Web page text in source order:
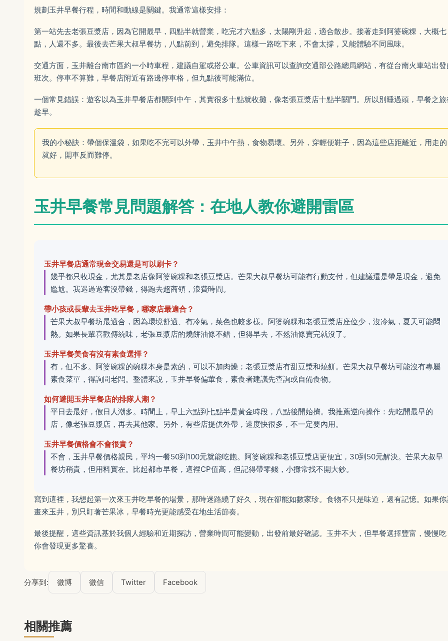
規劃玉井早餐行程，時間和動線是關鍵。我通常這樣安排：
第一站先去老張豆漿店，因為它開最早，四點半就營業，吃完才六點多，太陽剛升起，適合散步。接著走到阿婆碗粿，大概七
點，人還不多。最後去芒果大叔早餐坊，八點前到，避免排隊。這樣一路吃下來，不會太撐，又能體驗不同風味。
交通方面，玉井離台南市區約一小時車程，建議自駕或搭公車。公車資訊可以查詢交通部公路總局網站，有從台南火車站出
班次。停車不算難，早餐店附近有路邊停車格，但九點後可能滿位。
一個常見錯誤：遊客以為玉井早餐店都開到中午，其實很多十點就收攤，像老張豆漿店十點半關門。所以別睡過頭，早餐之
趁早。
我的小秘訣：帶個保溫袋，如果吃不完可以外帶，玉井中午熱，食物易壞。另外，穿輕便鞋子，因為這些店距離近，用走的
就好，開車反而難停。
玉井早餐常見問題解答：在地人教你避開雷區
玉井早餐店通常現金交易還是可以刷卡？
幾乎都只收現金，尤其是老店像阿婆碗粿和老張豆漿店。芒果大叔早餐坊可能有行動支付，但建議還是帶足現金，避免
尷尬。我遇過遊客沒帶錢，得跑去超商領，浪費時間。
帶小孩或長輩去玉井吃早餐，哪家店最適合？
芒果大叔早餐坊最適合，因為環境舒適、有冷氣，菜色也較多樣。阿婆碗粿和老張豆漿店座位少，沒冷氣，夏天可能悶
熱。如果長輩喜歡傳統味，老張豆漿店的燒餅油條不錯，但得早去，不然油條賣完就沒了。
玉井早餐美食有沒有素食選擇？
有，但不多。阿婆碗粿的碗粿本身是素的，可以不加肉燥；老張豆漿店有甜豆漿和燒餅。芒果大叔早餐坊可能沒有專屬
素食菜單，得詢問老闆。整體來說，玉井早餐偏葷食，素食者建議先查詢或自備食物。
如何避開玉井早餐店的排隊人潮？
平日去最好，假日人潮多。時間上，早上六點到七點半是黃金時段，八點後開始擠。我推薦逆向操作：先吃開最早的
店，像老張豆漿店，再去其他家。另外，有些店提供外帶，速度快很多，不一定要內用。
玉井早餐價格會不會很貴？
不會，玉井早餐價格親民，平均一餐50到100元就能吃飽。阿婆碗粿和老張豆漿店更便宜，30到50元解決。芒果大叔早
餐坊稍貴，但用料實在。比起都市早餐，這裡CP值高，但記得帶零錢，小攤常找不開大鈔。
寫到這裡，我想起第一次來玉井吃早餐的場景，那時迷路繞了好久，現在卻能如數家珍。食物不只是味道，還有記憶。如果
畫來玉井，別只盯著芒果冰，早餐時光更能感受在地生活節奏。
最後提醒，這些資訊基於我個人經驗和近期探訪，營業時間可能變動，出發前最好確認。玉井不大，但早餐選擇豐富，慢慢
你會發現更多驚喜。
分享到: 微博 微信 Twitter Facebook
相關推薦